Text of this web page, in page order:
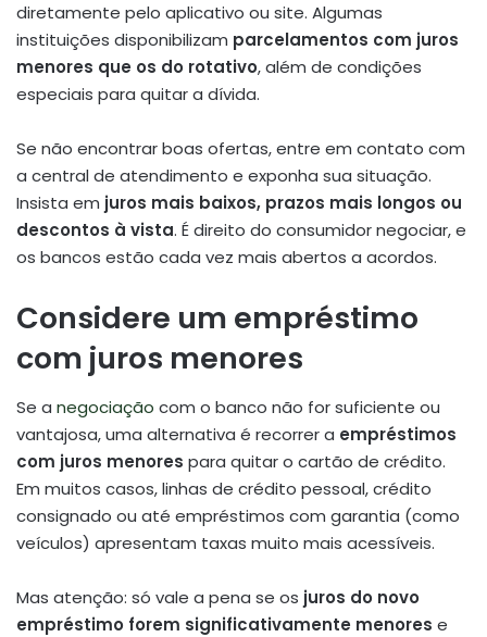
diretamente pelo aplicativo ou site. Algumas
instituições disponibilizam parcelamentos com juros
menores que os do rotativo, além de condições
especiais para quitar a dívida.
Se não encontrar boas ofertas, entre em contato com
a central de atendimento e exponha sua situação.
Insista em juros mais baixos, prazos mais longos ou
descontos à vista. É direito do consumidor negociar, e
os bancos estão cada vez mais abertos a acordos.
Considere um empréstimo
com juros menores
Se a negociação com o banco não for suficiente ou
vantajosa, uma alternativa é recorrer a empréstimos
com juros menores para quitar o cartão de crédito.
Em muitos casos, linhas de crédito pessoal, crédito
consignado ou até empréstimos com garantia (como
veículos) apresentam taxas muito mais acessíveis.
Mas atenção: só vale a pena se os juros do novo
empréstimo forem significativamente menores e